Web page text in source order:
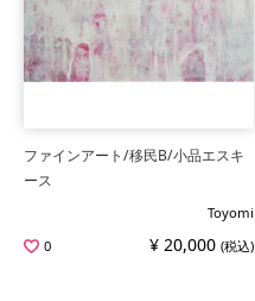
ファインアート/移民B/小品エスキ
ース
Toyomi
0
¥ 20,000 (税込)